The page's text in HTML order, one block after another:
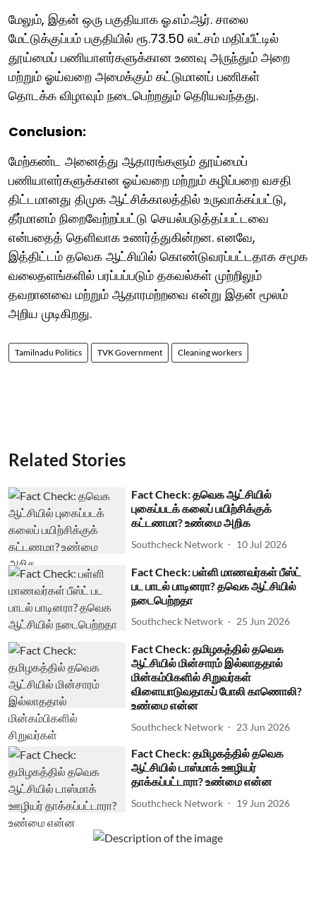
மேலும், இதன் ஒரு பகுதியாக ஓ.எம்.ஆர். சாலை
மேட்டுக்குப்பம் பகுதியில் ரூ.73.50 லட்சம் மதிப்பீட்டில்
தூய்மைப் பணியாளர்களுக்கான உணவு அருந்தும் அறை
மற்றும் ஓய்வறை அமைக்கும் கட்டுமானப் பணிகள்
தொடக்க விழாவும் நடைபெற்றதும் தெரியவந்தது.
Conclusion:
மேற்கண்ட அனைத்து ஆதாரங்களும் தூய்மைப்
பணியாளர்களுக்கான ஓய்வறை மற்றும் கழிப்பறை வசதி
திட்டமானது திமுக ஆட்சிக்காலத்தில் உருவாக்கப்பட்டு,
தீர்மானம் நிறைவேற்றப்பட்டு செயல்படுத்தப்பட்டவை
என்பதைத் தெளிவாக உணர்த்துகின்றன. எனவே,
இத்திட்டம் தவெக ஆட்சியில் கொண்டுவரப்பட்டதாக சமூக
வலைதளங்களில் பரப்பப்படும் தகவல்கள் முற்றிலும்
தவறானவை மற்றும் ஆதாரமற்றவை என்று இதன் மூலம்
அறிய முடிகிறது.
Tamilnadu Politics TVK Government Cleaning workers
Related Stories
Fact Check: தவெக ஆட்சியில்
புகைப்படக் கலைப் பயிற்சிக்குக்
கட்டணமா? உண்மை அறிக
Southcheck Network 10 Jul 2026
Fact Check: பள்ளி மாணவர்கள் பீஸ்ட்
பட பாடல் பாடினரா? தவெக ஆட்சியில்
நடைபெற்றதா
Southcheck Network 25 Jun 2026
Fact Check: தமிழகத்தில் தவெக
ஆட்சியில் மின்சாரம் இல்லாததால்
மின்கம்பிகளில் சிறுவர்கள்
விளையாடுவதாகப் போலி காணொலி?
உண்மை என்ன
Southcheck Network 23 Jun 2026
Fact Check: தமிழகத்தில் தவெக
ஆட்சியில் டாஸ்மாக் ஊழியர்
தாக்கப்பட்டாரா? உண்மை என்ன
Southcheck Network 19 Jun 2026